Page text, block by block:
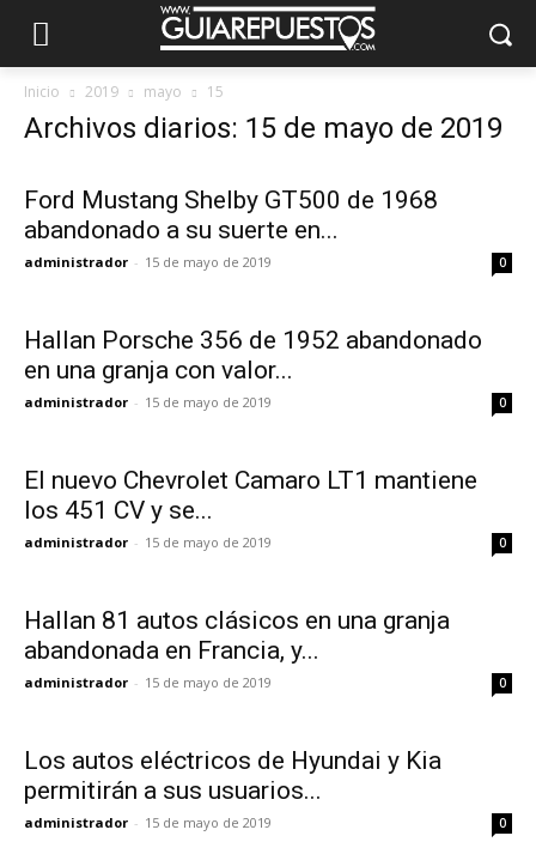
Inicio 2019 mayo 15
Archivos diarios: 15 de mayo de 2019
Ford Mustang Shelby GT500 de 1968
abandonado a su suerte en...
administrador - 15 de mayo de 2019 0
Hallan Porsche 356 de 1952 abandonado
en una granja con valor...
administrador - 15 de mayo de 2019 0
El nuevo Chevrolet Camaro LT1 mantiene
los 451 CV y se...
administrador - 15 de mayo de 2019 0
Hallan 81 autos clásicos en una granja
abandonada en Francia, y...
administrador - 15 de mayo de 2019 0
Los autos eléctricos de Hyundai y Kia
permitirán a sus usuarios...
administrador - 15 de mayo de 2019 0